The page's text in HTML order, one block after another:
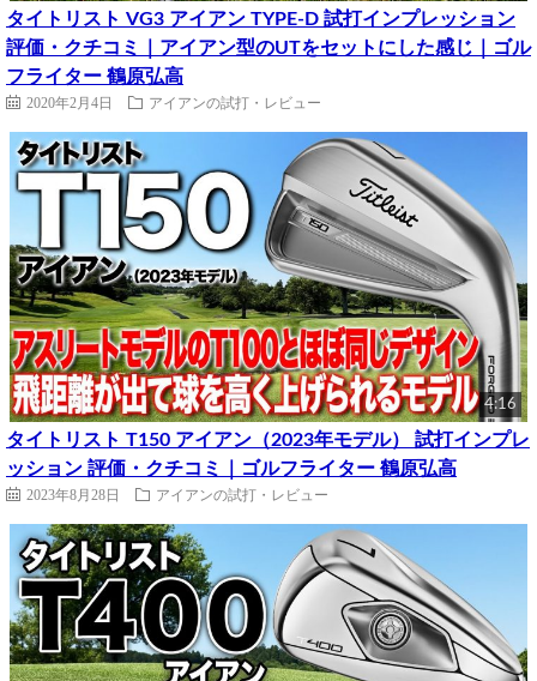
タイトリスト VG3 アイアン TYPE-D 試打インプレッション
評価・クチコミ｜アイアン型のUTをセットにした感じ｜ゴル
フライター 鶴原弘高
2020年2月4日 アイアンの試打・レビュー
4:16
タイトリスト T150 アイアン（2023年モデル） 試打インプレ
ッション 評価・クチコミ｜ゴルフライター 鶴原弘高
2023年8月28日 アイアンの試打・レビュー